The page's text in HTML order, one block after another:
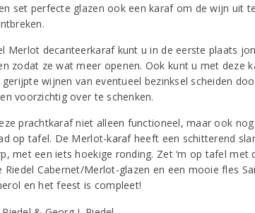
set perfecte glazen ook een karaf om de wijn uit te
Merlot decanteerkaraf kunt u in de eerste plaats
zodat ze wat meer openen. Ook kunt u met deze
wijnen van eventueel bezinksel scheiden
voorzichtig over te schenken.
prachtkaraf niet alleen functioneel, maar ook nog
op tafel. De Merlot-karaf heeft een schitterend
met een iets hoekige ronding. Zet ‘m op tafel met
Riedel Cabernet/Merlot-glazen en een mooie fles
en het feest is compleet!